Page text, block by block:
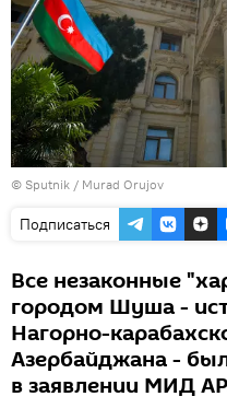
© Sputnik / Murad Orujov
Подписаться
Все незаконные
городом Шуша -
Нагорно-
Азербайджана -
в заявлении МИД